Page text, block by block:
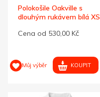
Polokošile Oakville s
dlouhým rukávem bílá XS
Cena od 530,00 Kč
Můj výběr KOUPIT